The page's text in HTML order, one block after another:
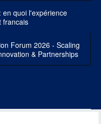
en quoi l'expérience
francais
Forum 2026 - Scaling
& Partnerships